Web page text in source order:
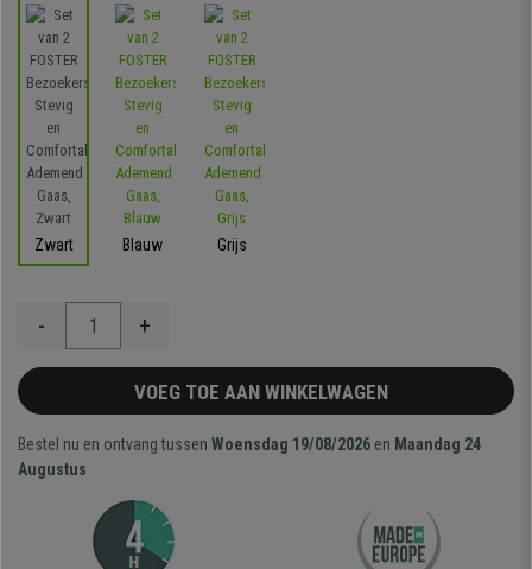
Zwart Blauw Grijs
- +
VOEG TOE AAN WINKELWAGEN
Bestel nu en ontvang tussen Woensdag 19/08/2026 en Maandag 24
Augustus